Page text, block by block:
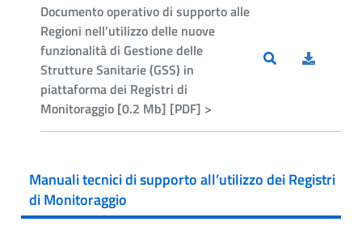
Documento operativo di supporto alle
Regioni nell’utilizzo delle nuove
funzionalità di Gestione delle
Strutture Sanitarie (GSS) in
piattaforma dei Registri di
Monitoraggio [0.2 Mb] [PDF] >
Manuali tecnici di supporto all’utilizzo dei Registri
di Monitoraggio